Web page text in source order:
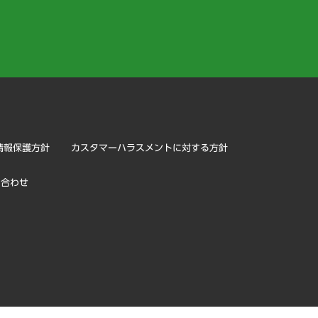
報保護方針 カスタマーハラスメントに対する方針
わせ